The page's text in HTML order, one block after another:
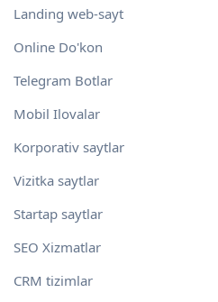
Landing web-sayt
Online Do'kon
Telegram Botlar
Mobil Ilovalar
Korporativ saytlar
Vizitka saytlar
Startap saytlar
SEO Xizmatlar
CRM tizimlar